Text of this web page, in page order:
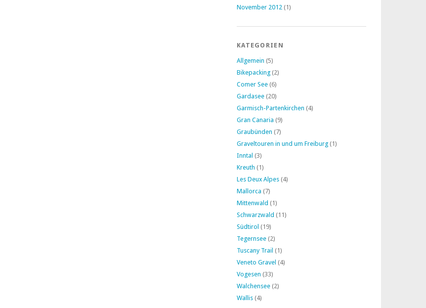
November 2012 (1)
KATEGORIEN
Allgemein (5)
Bikepacking (2)
Comer See (6)
Gardasee (20)
Garmisch-Partenkirchen (4)
Gran Canaria (9)
Graubünden (7)
Graveltouren in und um Freiburg (1)
Inntal (3)
Kreuth (1)
Les Deux Alpes (4)
Mallorca (7)
Mittenwald (1)
Schwarzwald (11)
Südtirol (19)
Tegernsee (2)
Tuscany Trail (1)
Veneto Gravel (4)
Vogesen (33)
Walchensee (2)
Wallis (4)